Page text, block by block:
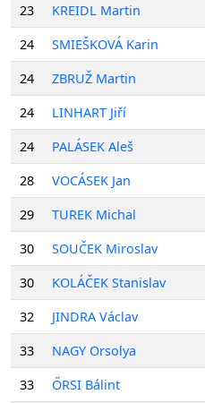
23
KREIDL Martin
24
SMIEŠKOVÁ Karin
24
ZBRUŽ Martin
24
LINHART Jiří
24
PALÁSEK Aleš
28
VOCÁSEK Jan
29
TUREK Michal
30
SOUČEK Miroslav
30
KOLÁČEK Stanislav
32
JINDRA Václav
33
NAGY Orsolya
33
ŐRSI Bálint